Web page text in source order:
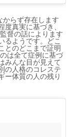
らず存在します
真実に基づき、
督の話によります
るようです。どこ
とのどこまで証明
は全て症例に基づ
みんな目が見えて
の人格のコレステ
ー体質の人の残り